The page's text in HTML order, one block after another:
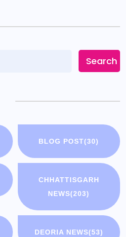
Search
BLOG POST(30)
CHHATTISGARH
NEWS(203)
DEORIA NEWS(53)